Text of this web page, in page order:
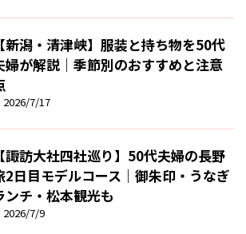
【新潟・清津峡】服装と持ち物を50代
婦が解説｜季節別のおすすめと注意
2026/7/17
【諏訪大社四社巡り】50代夫婦の長野
2日目モデルコース｜御朱印・うなぎ
ンチ・松本観光も
2026/7/9